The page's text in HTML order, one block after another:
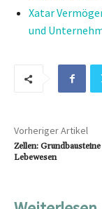
Xatar
und
Vorheriger Artikel
Zellen:
Lebewesen